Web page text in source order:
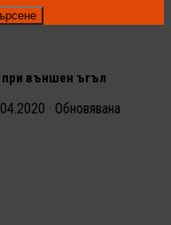
при външен ъгъл
· Обновявана